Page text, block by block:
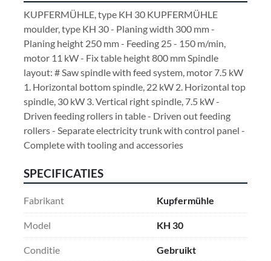
KUPFERMÜHLE, type KH 30 KUPFERMÜHLE
moulder, type KH 30 - Planing width 300 mm -
Planing height 250 mm - Feeding 25 - 150 m/min,
motor 11 kW - Fix table height 800 mm Spindle
layout: # Saw spindle with feed system, motor 7.5 kW
1. Horizontal bottom spindle, 22 kW 2. Horizontal top
spindle, 30 kW 3. Vertical right spindle, 7.5 kW -
Driven feeding rollers in table - Driven out feeding
rollers - Separate electricity trunk with control panel -
Complete with tooling and accessories
SPECIFICATIES
Fabrikant Kupfermühle
Model KH 30
Conditie Gebruikt